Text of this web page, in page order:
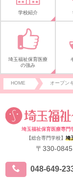
学校紹介
埼玉福祉保育医療
の強み
HOME オープン
埼玉福祉保育医療専門
【総合専門学校】 埼
〒330-
048-649-